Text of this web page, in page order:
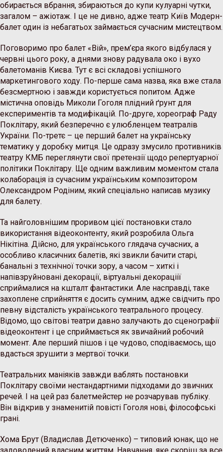
обирається вбрання, збираються до купи кулуарні чутки,
загалом – ажіотаж. І це не дивно, адже театр Київ Модерн-
балет один із небагатьох займається сучасним мистецтвом.
Поговоримо про балет «Вій», прем’єра якого відбулася у
червні цього року, а днями знову радувала око і вухо
балетоманів Києва. Тут є всі складові успішного
маркетингового ходу. По-перше сама назва, яка вже стала
безсмертною і завжди користується попитом. Адже
містична оповідь Миколи Гоголя плідний ґрунт для
експериментів та модифікацій. По-друге, хореограф Раду
Поклітару, який безперечно є улюбленцем театралів
України. По-третє – це перший балет на українську
тематику у доробку митця. Це одразу змусило противників
театру КМБ переглянути свої претензії щодо репертуарної
політики Поклітару. Ще одним важливим моментом стала
колаборація із сучасним українським композитором
Олександром Родіним, який спеціально написав музику
для балету.
Та найголовнішим проривом цієї постановки стало
використання відеоконтенту, який розробила Ольга
Нікітіна. Дійсно, для українського глядача сучасних, а
особливо класичних балетів, які звикли бачити старі,
банальні з технічної точки зору, а часом – хиткі і
напівзруйновані декорації, віртуальні декораціії
сприймалися на кшталт фантастики. Але насправді, таке
захоплене сприйняття є досить сумним, адже свідчить про
певну відсталість українського театрального процесу.
Відомо, що світові театри давно залучають до сценографії
відеоконтент і це сприймається як звичайний робочий
момент. Але перший пішов і це чудово, сподіваємось, що
вдасться зрушити з мертвої точки.
Театральних маніяків завжди ваблять постановки
Поклітару своїми нестандартними підходами до звичних
речей. І на цей раз балетмейстер не розчарував публіку.
Він відкрив у знаменитій повісті Гоголя нові, філософські
грані.
Хома Брут (Владислав Детюченко) – типовий юнак, що не